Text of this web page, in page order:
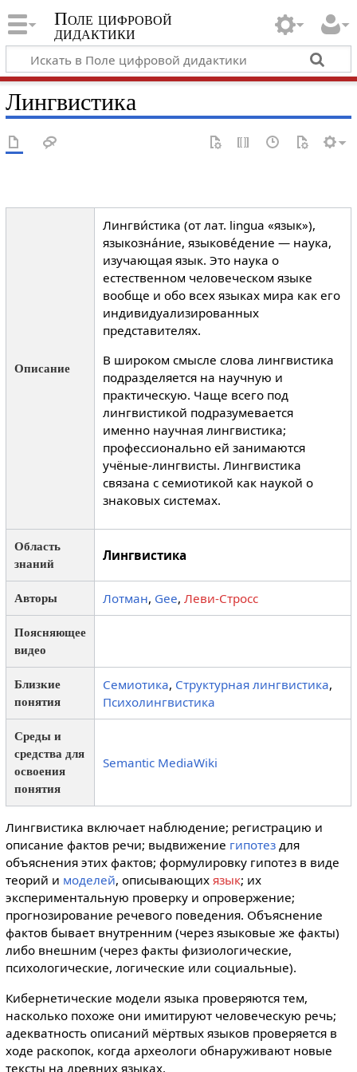
Поле цифровой
дидактики
Лингвистика
Описание
Лингви́стика (от лат. lingua «язык»),
языкозна́ние, языкове́дение — наука,
изучающая язык. Это наука о
естественном человеческом языке
вообще и обо всех языках мира как его
индивидуализированных
представителях.
В широком смысле слова лингвистика
подразделяется на научную и
практическую. Чаще всего под
лингвистикой подразумевается
именно научная лингвистика;
профессионально ей занимаются
учёные-лингвисты. Лингвистика
связана с семиотикой как наукой о
знаковых системах.
Область
знаний
Лингвистика
Авторы Лотман, Gee, Леви-Стросс
Поясняющее
видео
Близкие
понятия
Семиотика, Структурная лингвистика,
Психолингвистика
Среды и
средства для
освоения
понятия
Semantic MediaWiki
Лингвистика включает наблюдение; регистрацию и
описание фактов речи; выдвижение гипотездля
объяснения этих фактов; формулировку гипотез в виде
теорий и моделей, описывающих язык; их
экспериментальную проверку и опровержение;
прогнозирование речевого поведения. Объяснение
фактов бывает внутренним (через языковые же факты)
либо внешним (через факты физиологические,
психологические, логические или социальные).
Кибернетические модели языка проверяются тем,
насколько похоже они имитируют человеческую речь;
адекватность описаний мёртвых языков проверяется в
ходе раскопок, когда археологи обнаруживают новые
тексты на древних языках.